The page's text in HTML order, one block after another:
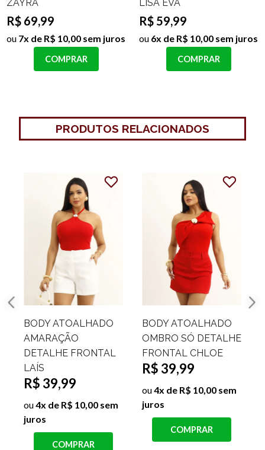
ZAYRA
R$ 69,99
ou 7x de R$ 10,00 sem juros
COMPRAR
LISA EVA
R$ 59,99
ou 6x de R$ 10,00 sem juros
COMPRAR
PRODUTOS RELACIONADOS
BODY ATOALHADO
AMARAÇÃO
DETALHE FRONTAL
LAÍS
R$ 39,99
ou4x de R$ 10,00 sem
juros
COMPRAR
BODY ATOALHADO
OMBRO SÓ DETALHE
FRONTAL CHLOE
R$ 39,99
ou4x de R$ 10,00 sem
juros
COMPRAR